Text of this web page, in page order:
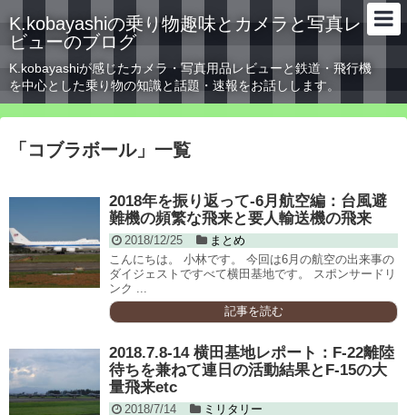
K.kobayashiの乗り物趣味とカメラと写真レ
ビューのブログ
K.kobayashiが感じたカメラ・写真用品レビューと鉄道・飛行機
を中心とした乗り物の知識と話題・速報をお話しします。
「 コブラボール」 一覧
2018年を振り返って-6月航空編：台風避
難機の頻繁な飛来と要人輸送機の飛来
2018/12/25
まとめ
こんにちは。 小林です。 今回は6月の航空の出来事の
ダイジェストですべて横田基地です。 スポンサードリ
ンク ...
記事を読む
2018.7.8-14 横田基地レポート：F-22離陸
待ちを兼ねて連日の活動結果とF-15の大
量飛来etc
2018/7/14
ミリタリー